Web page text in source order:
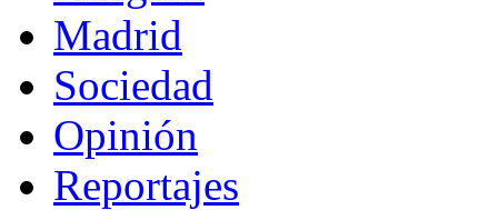
Madrid
Sociedad
Opinión
Reportajes